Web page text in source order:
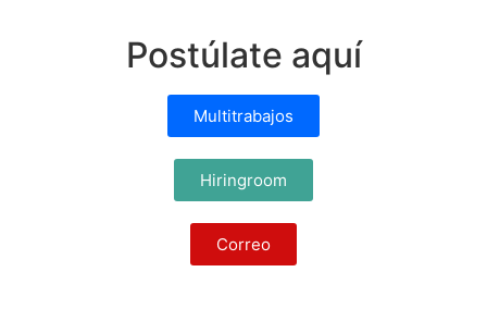
Postúlate aquí
Multitrabajos
Hiringroom
Correo